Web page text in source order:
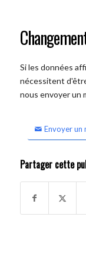
Si les données
nécessitent
nous envoyer un
Envoyer un
Partager cette